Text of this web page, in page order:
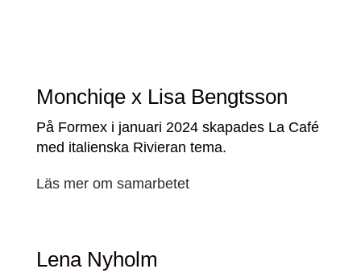
Monchiqe x Lisa Bengtsson
På Formex i januari 2024 skapades La Café
med italienska Rivieran tema.
Läs mer om samarbetet
Lena Nyholm